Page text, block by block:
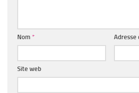
Nom * Adresse
Site web